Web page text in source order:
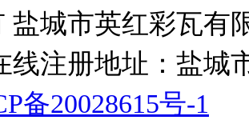
盐城市英红彩瓦有
线注册地址：盐城
备20028615号-1